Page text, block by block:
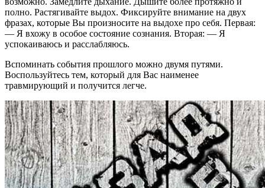
полно. Растягивайте выдох. Фиксируйте внимание на двух
фразах, которые Вы произносите на выдохе про себя. Первая:
— Я вхожу в особое состояние сознания. Вторая: — Я
успокаиваюсь и расслабляюсь.
Вспоминать события прошлого можно двумя путями.
Воспользуйтесь тем, который для Вас наименее
травмирующий и получится легче.